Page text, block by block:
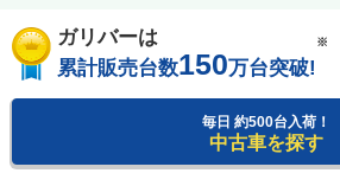
ガリバーは
累計販売台数150万台突破!
※
毎日 約500台入荷！
中古車を探す